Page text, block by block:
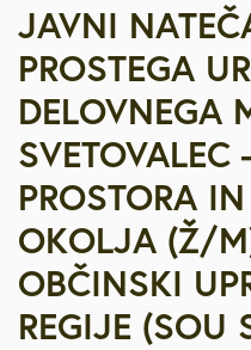
JAVNI
PROSTEGA
DELOVNEGA
PROSTORA
OKOLJA (Ž/
OBČINSKI
REGIJE (SOU